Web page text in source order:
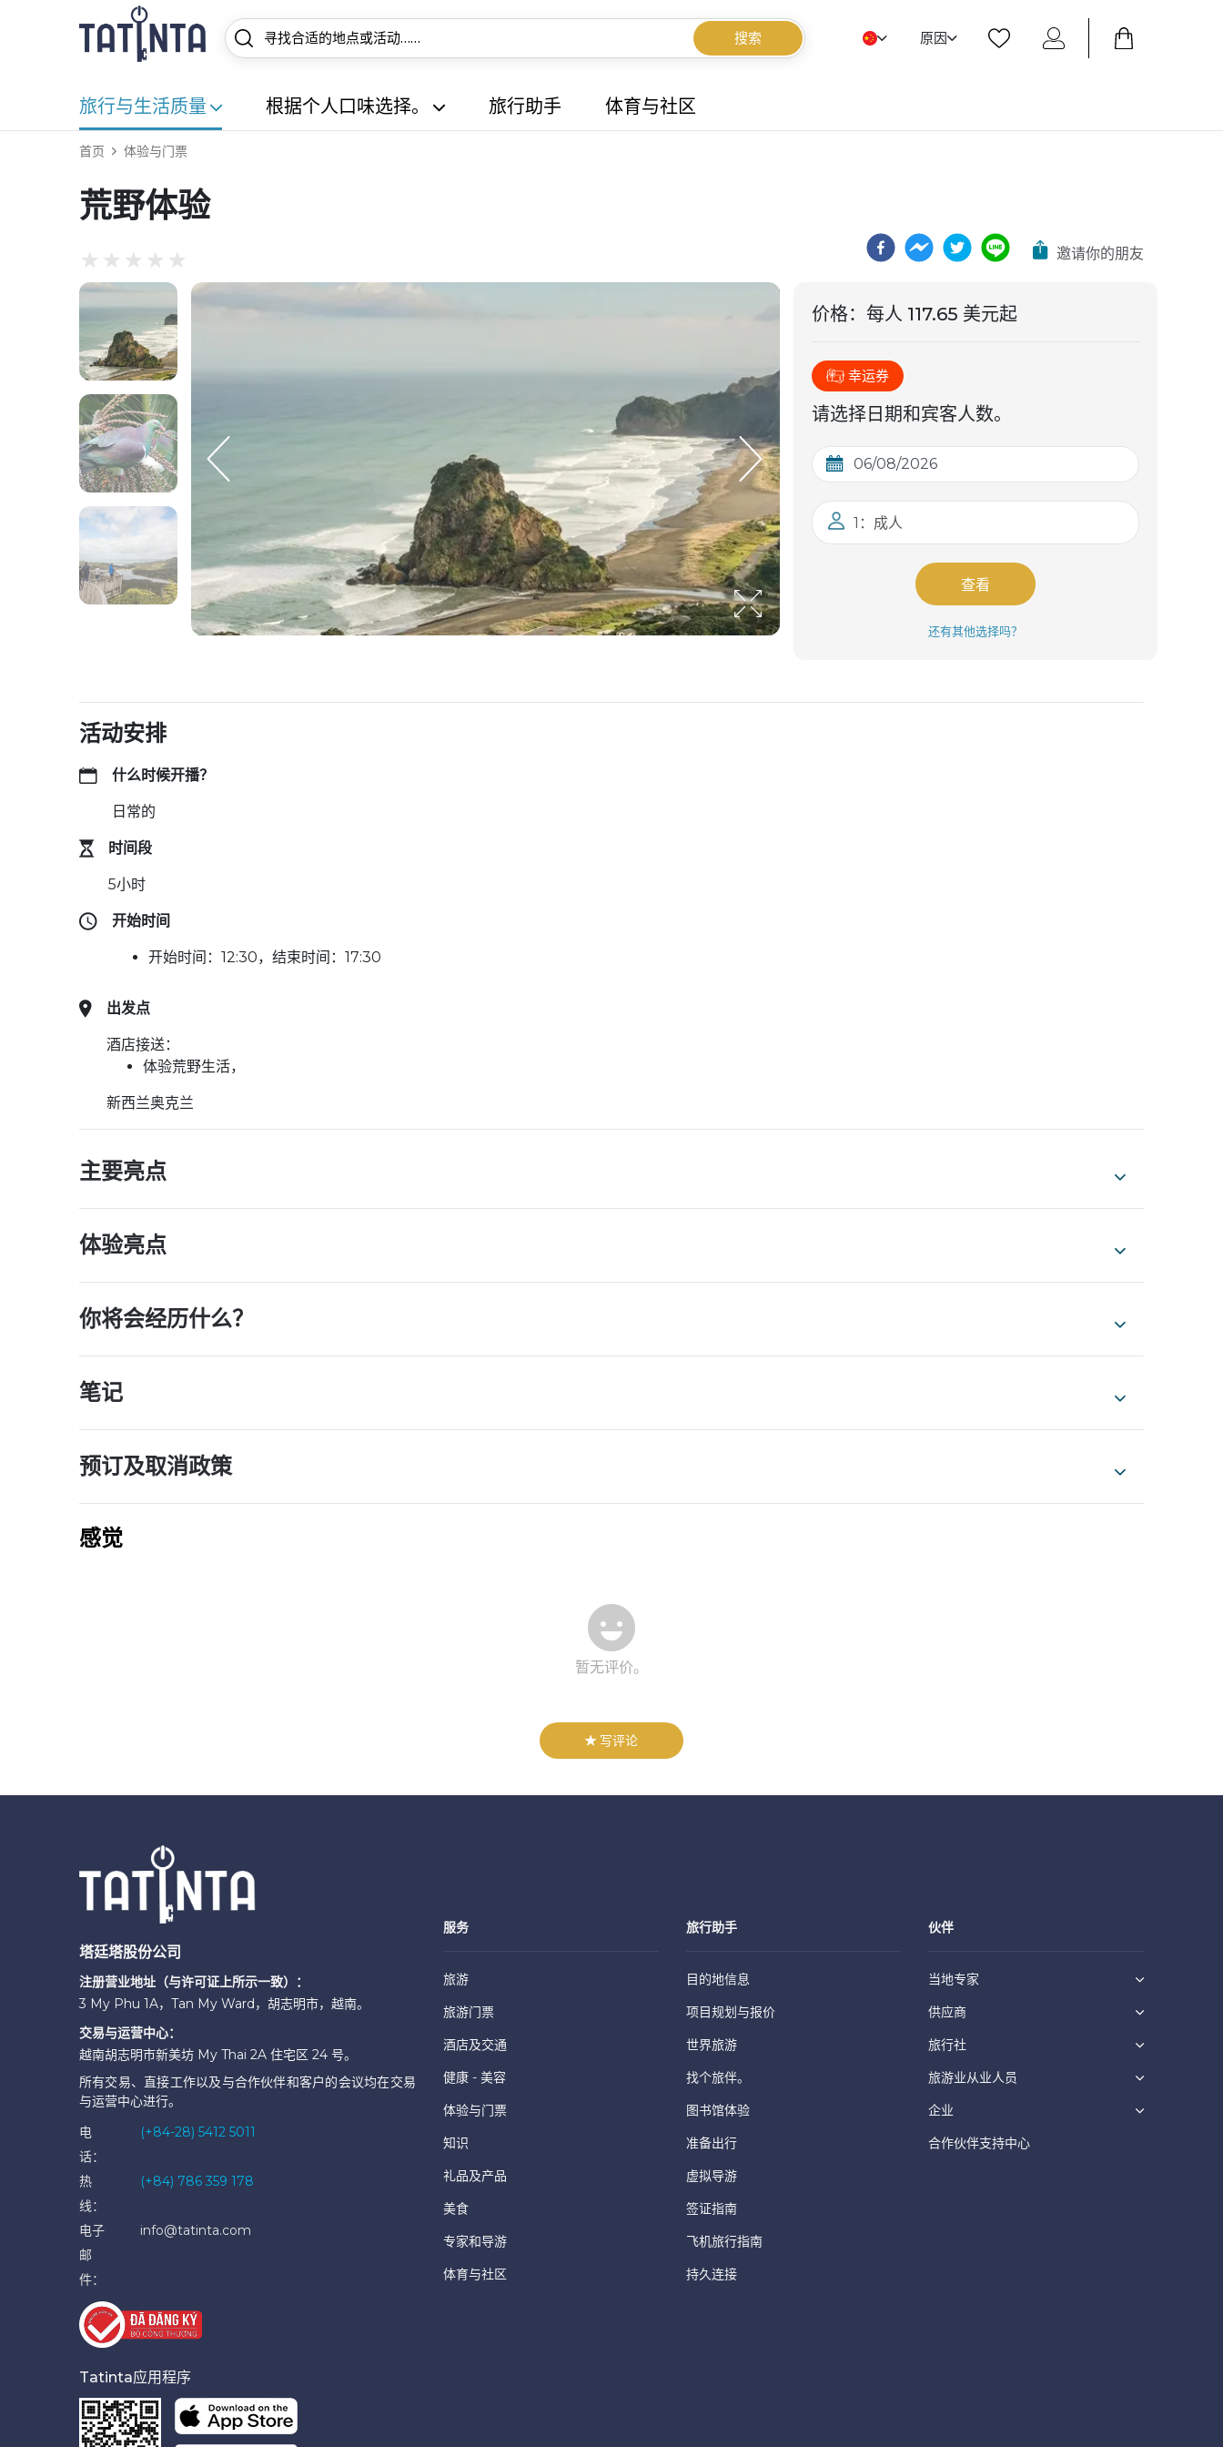
搜索 原因
旅行与生活质量 根据个人口味选择。 旅行助手 体育与社区
首页 体验与门票
荒野体验
邀请你的朋友
价格： 每人 117.65 美元起
幸运券
请选择日期和宾客人数。
1：成人
查看
还有其他选择吗？
活动安排
什么时候开播？
日常的
时间段
5小时
开始时间
开始时间：12:30，结束时间：17:30
出发点
酒店接送：
体验荒野生活，
新西兰奥克兰
主要亮点
体验亮点
你将会经历什么？
笔记
预订及取消政策
感觉
暂无评价。
写评论
塔廷塔股份公司
注册营业地址（与许可证上所示一致）：
3 My Phu 1A，Tan My Ward，胡志明市，越南。
交易与运营中心：
越南胡志明市新美坊 My Thai 2A 住宅区 24 号。
所有交易、直接工作以及与合作伙伴和客户的会议均在交易
与运营中心进行。
电
话：
(+84-28) 5412 5011
热
线：
(+84) 786 359 178
电子
邮
件：
info@tatinta.com
Tatinta应用程序
服务
旅游
旅游门票
酒店及交通
健康 - 美容
体验与门票
知识
礼品及产品
美食
专家和导游
体育与社区
旅行助手
目的地信息
项目规划与报价
世界旅游
找个旅伴。
图书馆体验
准备出行
虚拟导游
签证指南
飞机旅行指南
持久连接
伙伴
当地专家
供应商
旅行社
旅游业从业人员
企业
合作伙伴支持中心